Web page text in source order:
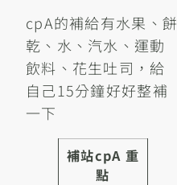
cpA的補給有水果、餅
乾、水、汽水、運動
飲料、花生吐司，給
自己15分鐘好好整補
一下
補站cpA 重
點